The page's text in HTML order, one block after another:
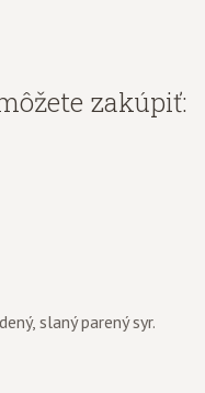
zakúpiť:
slaný parený syr.